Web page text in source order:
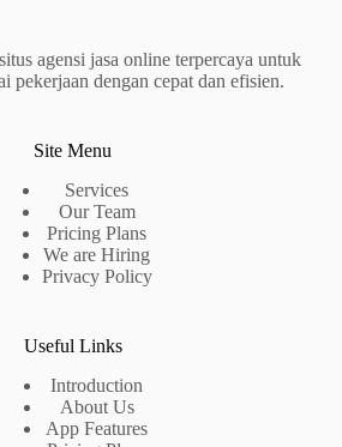
agensi jasa online terpercaya untuk
pekerjaan dengan cepat dan efisien.
Site Menu
Services
Our Team
Pricing Plans
We are Hiring
Privacy Policy
Useful Links
Introduction
About Us
App Features